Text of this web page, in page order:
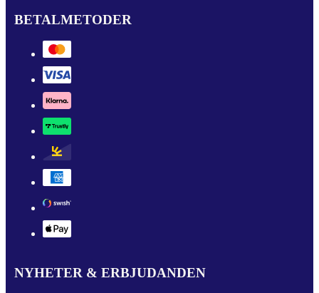
BETALMETODER
NYHETER & ERBJUDANDEN